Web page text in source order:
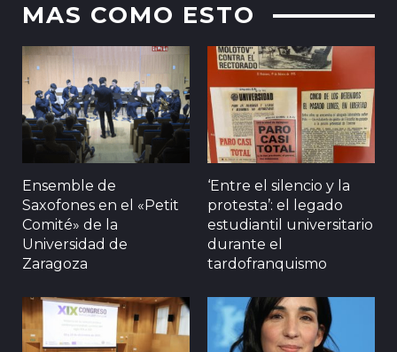
MAS COMO ESTO
Ensemble de
Saxofones en el «Petit
Comité» de la
Universidad de
Zaragoza
‘Entre el silencio y la
protesta’: el legado
estudiantil universitario
durante el
tardofranquismo